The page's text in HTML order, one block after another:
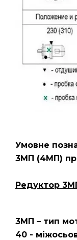
Умовне
3МП (4МП)
Редуктор
3МП – тип
40 -